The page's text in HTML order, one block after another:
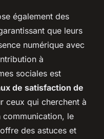
également des
que leurs
numérique avec
à
sociales est
de satisfaction de
ceux qui cherchent à
communication, le
des astuces et